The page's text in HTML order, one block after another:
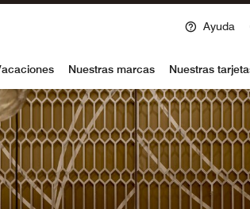
Ayuda
Nuestras marcas Nuestras